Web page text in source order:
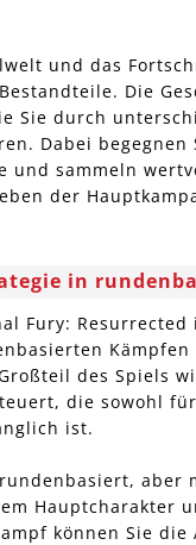
und das
Die
Sie durch
Dabei begegnen
und sammeln
der
in
Fury:
des Spiels
die sowohl
ist.
aber
Hauptcharakter
können Sie